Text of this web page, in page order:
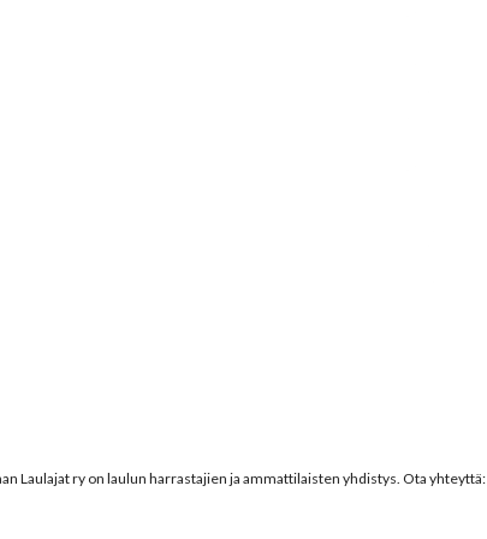
Laulajat ry on laulun harrastajien ja ammattilaisten yhdistys. Ota yhteyttä: